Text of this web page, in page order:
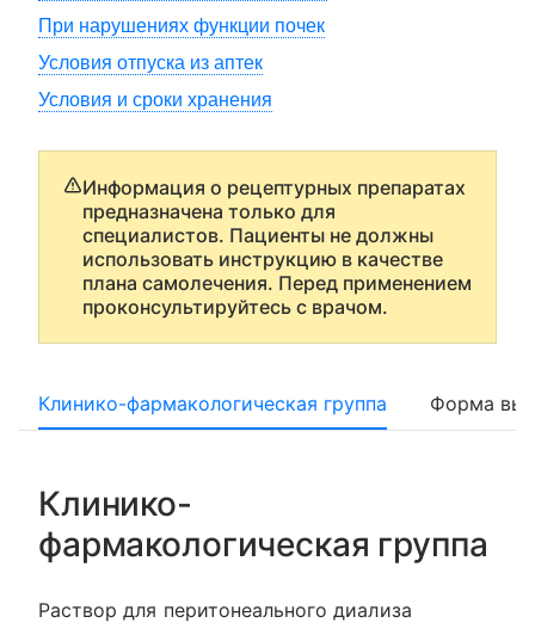
При нарушениях функции почек
Условия отпуска из аптек
Условия и сроки хранения
Информация о рецептурных препаратах
предназначена только для
специалистов. Пациенты не должны
использовать инструкцию в качестве
плана самолечения. Перед применением
проконсультируйтесь с врачом.
Клинико-фармакологическая группа Форма
Клинико-
фармакологическая группа
Раствор для перитонеального диализа